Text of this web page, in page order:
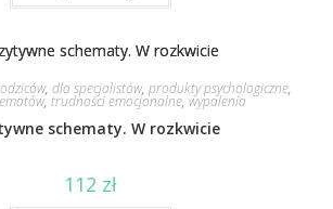
, dla specjalistów, produkty psychologiczne,
, trudności emocjonalne, wypalenia
schematy. W rozkwicie
112 zł